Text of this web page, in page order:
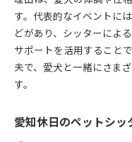
す。代表的なイベントに
どがあり、シッターによ
サポートを活用すること
夫で、愛犬と一緒にさま
す。
愛知休日のペットシ